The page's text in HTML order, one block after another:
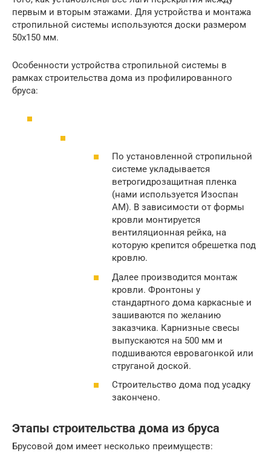
первым и вторым этажами. Для устройства и монтажа
стропильной системы используются доски размером
50х150 мм.
Особенности устройства стропильной системы в
рамках строительства дома из профилированного
бруса:
По установленной стропильной
системе укладывается
ветрогидрозащитная пленка
(нами используется Изоспан
АМ). В зависимости от формы
кровли монтируется
вентиляционная рейка, на
которую крепится обрешетка под
кровлю.
Далее производится монтаж
кровли. Фронтоны у
стандартного дома каркасные и
зашиваются по желанию
заказчика. Карнизные свесы
выпускаются на 500 мм и
подшиваются евровагонкой или
струганой доской.
Строительство дома под усадку
закончено.
Этапы строительства дома из бруса
Брусовой дом имеет несколько преимуществ: